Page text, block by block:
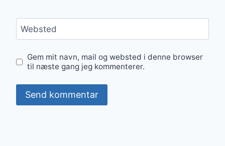
Websted
Gem mit navn, mail og websted i denne browser
til næste gang jeg kommenterer.